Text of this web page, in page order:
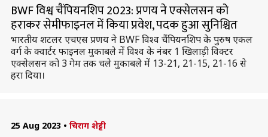
BWF विश्व चैंपियनशिप 2023: प्रणय ने एक्सेलसन को
हराकर सेमीफाइनल में किया प्रवेश, पदक हुआ सुनिश्चित
भारतीय शटलर एचएस प्रणय ने BWF विश्व चैंपियनशिप के पुरुष एकल
वर्ग के क्वार्टर फाइनल मुकाबले में विश्व के नंबर 1 खिलाड़ी विक्टर
एक्सेलसन को 3 गेम तक चले मुकाबले में 13-21, 21-15, 21-16 से
हरा दिया।
25 Aug 2023 • चिराग शेट्टी